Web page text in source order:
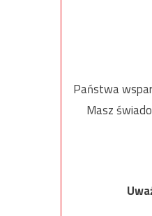
Państwa
Masz